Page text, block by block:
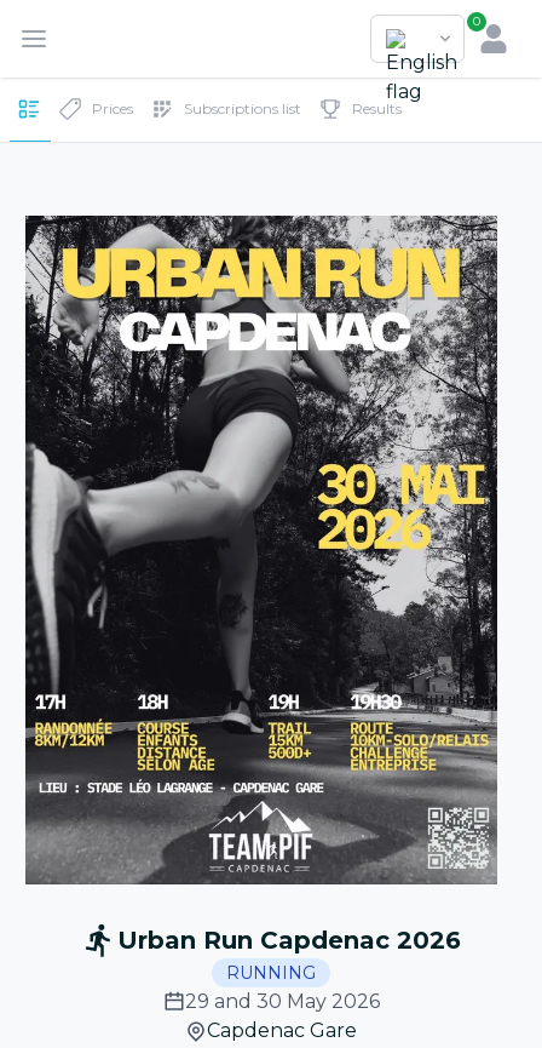
0
Prices Subscriptions list Results
Urban Run Capdenac 2026
RUNNING
29 and 30 May 2026
Capdenac Gare